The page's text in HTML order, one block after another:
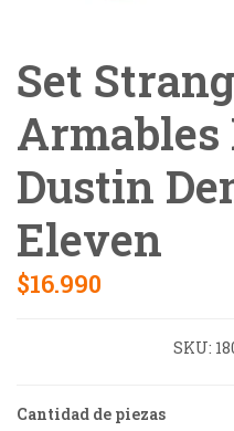
Set
Armables
Dustin
Eleven
$16.990
SKU:
Cantidad de piezas